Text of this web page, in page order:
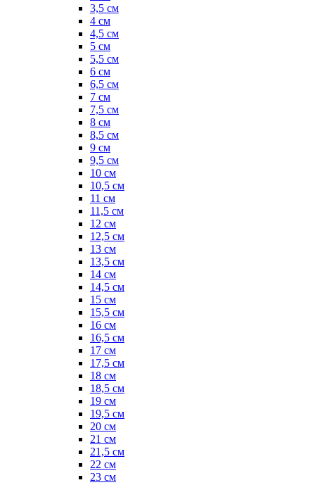
3,5 см
4 см
4,5 см
5 см
5,5 см
6 см
6,5 см
7 см
7,5 см
8 см
8,5 см
9 см
9,5 см
10 см
10,5 см
11 см
11,5 см
12 см
12,5 см
13 см
13,5 см
14 см
14,5 см
15 см
15,5 см
16 см
16,5 см
17 см
17,5 см
18 см
18,5 см
19 см
19,5 см
20 см
21 см
21,5 см
22 см
23 см